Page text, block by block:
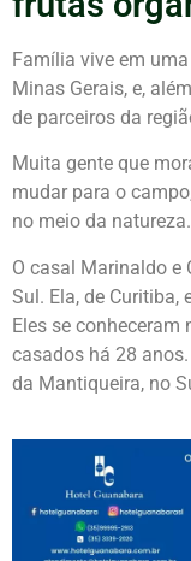
Família vive em
Minas Gerais, e,
de parceiros da
Muita gente que
mudar para o
no meio da natureza.
O casal Marinaldo e
Sul. Ela, de Curitiba,
Eles se conheceram
casados há 28
da Mantiqueira, no